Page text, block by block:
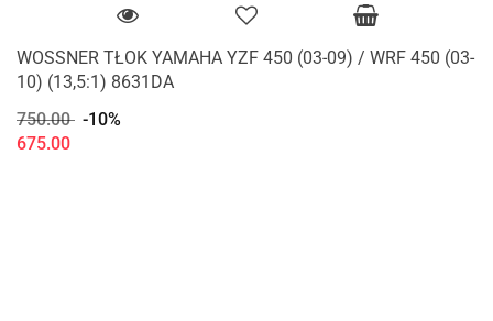
WOSSNER TŁOK YAMAHA YZF 450 (03-09) / WRF 450 (03-
10) (13,5:1) 8631DA
750.00 -10%
675.00